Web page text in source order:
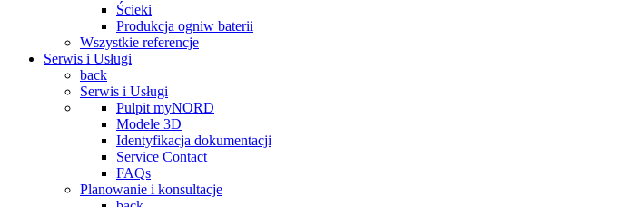
Ścieki
Produkcja ogniw baterii
Wszystkie referencje
Serwis i Usługi
back
Serwis i Usługi
Pulpit myNORD
Modele 3D
Identyfikacja dokumentacji
Service Contact
FAQs
Planowanie i konsultacje